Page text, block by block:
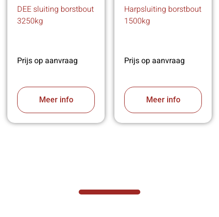
DEE sluiting borstbout
3250kg
Prijs op aanvraag
Meer info
Harpsluiting borstbout
1500kg
Prijs op aanvraag
Meer info